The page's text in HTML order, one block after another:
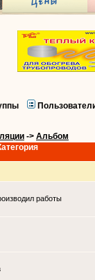
-> Альбом
работы